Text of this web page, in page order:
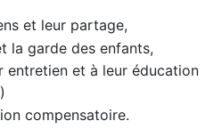
et leur partage,
la garde des enfants,
entretien et à leur éducation
compensatoire.